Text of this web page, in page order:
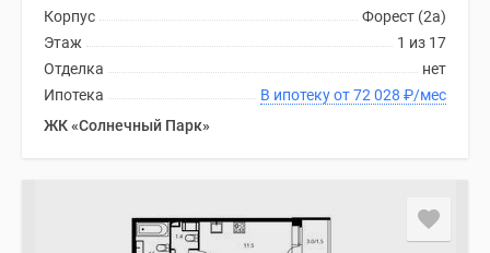
Форест (2а)
Корпус
1 из 17
Этаж
нет
Отделка
В ипотеку от 72 028 ₽/мес
Ипотека
ЖК «Солнечный Парк»